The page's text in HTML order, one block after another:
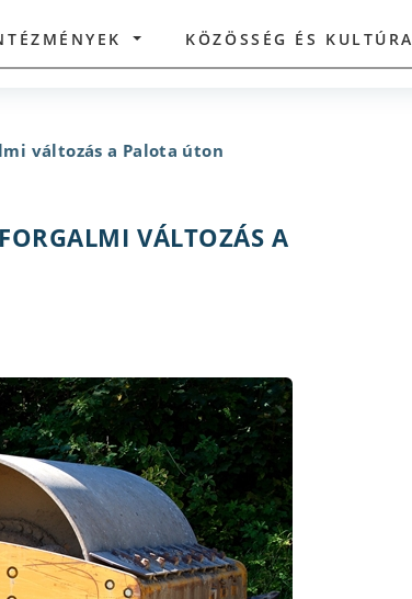
KÖZÖSSÉG ÉS KULTÚRA
változás a Palota úton
VÁLTOZÁS A